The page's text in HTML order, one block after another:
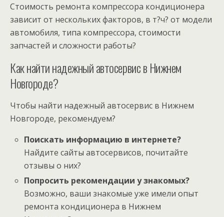
Стоимость ремонта компрессора кондиционера
зависит от нескольких факторов, в т?ч? от модели
автомобиля, типа компрессора, стоимости
запчастей и сложности работы?
Как найти надежный автосервис в Нижнем
Новгороде?
Чтобы найти надежный автосервис в Нижнем
Новгороде, рекомендуем?
Поискать информацию в интернете?
Найдите сайты автосервисов, почитайте
отзывы о них?
Попросить рекомендации у знакомых?
Возможно, ваши знакомые уже имели опыт
ремонта кондиционера в Нижнем